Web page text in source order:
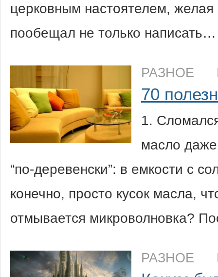
церковным настоятелем, желая
пообещал не только написать…
РАЗНОЕ
70
1.
масло даже
“по-деревенски”: в емкости с
конечно, просто кусок масла,
отмывается микроволновка?
РАЗНОЕ